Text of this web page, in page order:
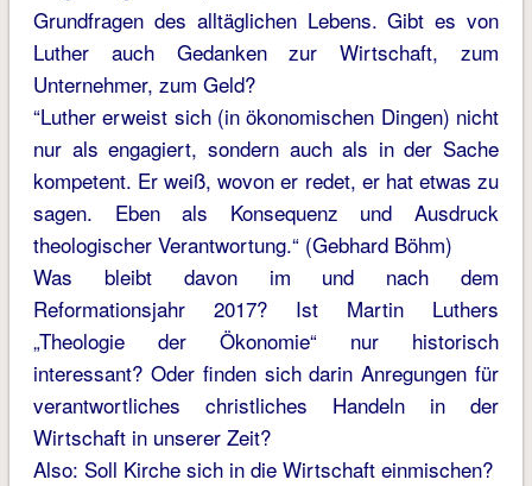
Grundfragen des alltäglichen Lebens. Gibt es von
Luther auch Gedanken zur Wirtschaft, zum
Unternehmer, zum Geld?
“Luther erweist sich (in ökonomischen Dingen) nicht
nur als engagiert, sondern auch als in der Sache
kompetent. Er weiß, wovon er redet, er hat etwas zu
sagen. Eben als Konsequenz und Ausdruck
theologischer Verantwortung.“ (Gebhard Böhm)
Was bleibt davon im und nach dem
Reformationsjahr 2017? Ist Martin Luthers
„Theologie der Ökonomie“ nur historisch
interessant? Oder finden sich darin Anregungen für
verantwortliches christliches Handeln in der
Wirtschaft in unserer Zeit?
Also: Soll Kirche sich in die Wirtschaft einmischen?